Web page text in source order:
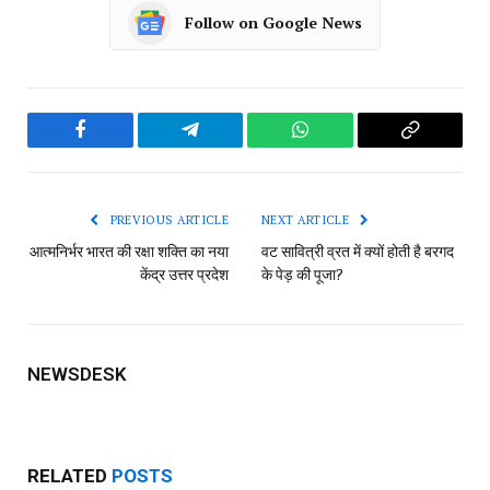
Follow on Google News
Facebook Telegram WhatsApp
Copy
PREVIOUS ARTICLE
आत्मनिर्भर भारत की रक्षा शक्ति का नया
केंद्र उत्तर प्रदेश
NEXT ARTICLE
वट सावित्री व्रत में क्यों होती है बरगद
के पेड़ की पूजा?
NEWSDESK
RELATED POSTS